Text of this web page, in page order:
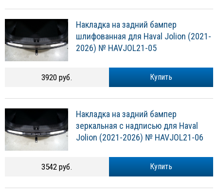
Накладка на задний бампер
шлифованная для Haval Jolion (2021-
2026) № HAVJOL21-05
Купить
3920 руб.
Накладка на задний бампер
зеркальная с надписью для Haval
Jolion (2021-2026) № HAVJOL21-06
Купить
3542 руб.